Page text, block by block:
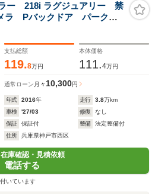
ー 218i ラグジュアリー 禁
ラ Pバックドア パークデ
目調インパネ パワーシー
ミラー内臓ETC LED 純
ルコン
支払総額
119.8万円
本体価格
111.4万円
通常ローン 月々10,300円
年式 2016年 走行 3.8万km
車検
'27/03 修復
なし
保証
保証付 整備
法定整備付
住所
兵庫県神戸市西区
庫確認・見積依頼
電話する
いています